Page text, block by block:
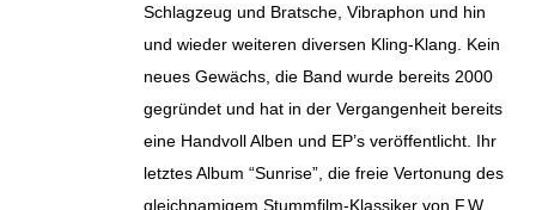
Schlagzeug und Bratsche, Vibraphon und hin
und wieder weiteren diversen Kling-Klang. Kein
neues Gewächs, die Band wurde bereits 2000
gegründet und hat in der Vergangenheit bereits
eine Handvoll Alben und EP’s veröffentlicht. Ihr
letztes Album “Sunrise”, die freie Vertonung des
gleichnamigem Stummfilm-Klassiker von F.W.